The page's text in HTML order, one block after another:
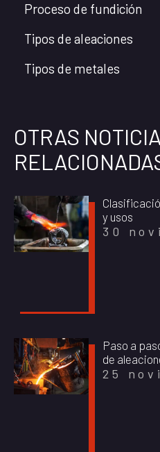
Proceso de fundición
Tipos de aleaciones
Tipos de metales
OTRAS
y usos
30
Paso a
de
25